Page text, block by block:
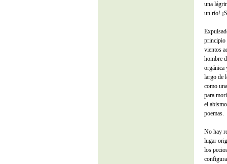
una
un río!
principio
vientos
hombre
orgánica
largo de
como
para
el
poemas.
No hay
lugar
los